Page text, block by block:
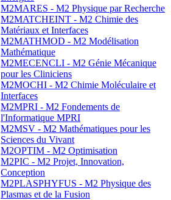
M2MARES - M2 Physique par Recherche
M2MATCHEINT - M2 Chimie des
Matériaux et Interfaces
M2MATHMOD - M2 Modélisation
Mathématique
M2MECENCLI - M2 Génie Mécanique
pour les Cliniciens
M2MOCHI - M2 Chimie Moléculaire et
Interfaces
M2MPRI - M2 Fondements de
l'Informatique MPRI
M2MSV - M2 Mathématiques pour les
Sciences du Vivant
M2OPTIM - M2 Optimisation
M2PIC - M2 Projet, Innovation,
Conception
M2PLASPHYFUS - M2 Physique des
Plasmas et de la Fusion